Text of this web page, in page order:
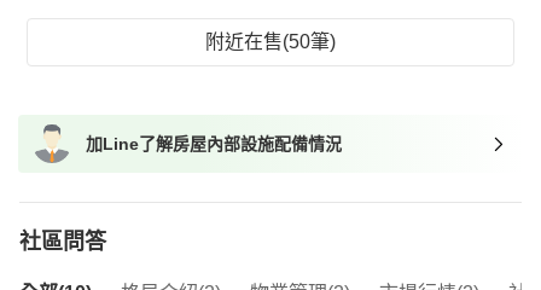
我想找配備瓦斯爐的物件
我想找具垃圾處理的物件
我想找近捷運的物件
附近在售(50筆)
加Line了解房屋內部設施配備情況
社區問答